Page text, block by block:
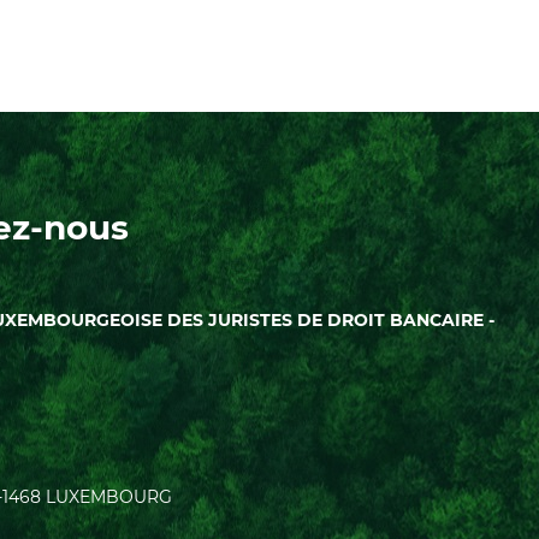
nous
DES JURISTES DE DROIT BANCAIRE -
LUXEMBOURG